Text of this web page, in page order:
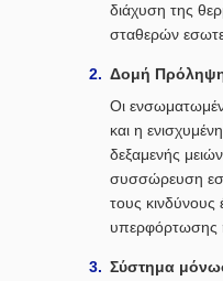
διάχυση της
σταθερών
Δομή
Οι
και η
δεξαμενής
συσσώρευση
τους κινδύνους
υπερφόρτωσης
Σύστημα